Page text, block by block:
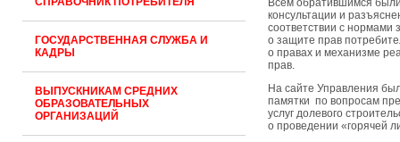
ГОСУДАРСТВЕННАЯ СЛУЖБА И
КАДРЫ
ВЫПУСКНИКАМ СРЕДНИХ
ОБРАЗОВАТЕЛЬНЫХ
ОРГАНИЗАЦИЙ
Всем обратившимся
консультации и
соответствии с нормами
о защите прав
о правах и механизме
прав.
На сайте Управления
памятки по вопросам
услуг долевого
о проведении «горячей